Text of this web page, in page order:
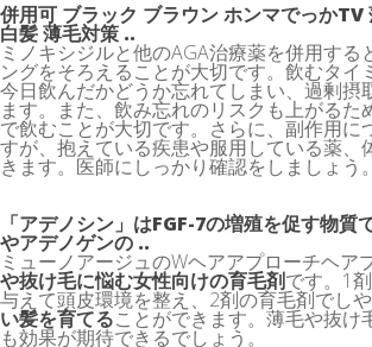
併用可 ブラック ブラウン ホンマでっかTV
白髪 薄毛対策 ..
ミノキシジルと他のAGA治療薬を併用する
ングをそろえることが大切です。飲むタイ
今日飲んだかどうか忘れてしまい、過剰摂
ます。また、飲み忘れのリスクも上がるた
で飲むことが大切です。さらに、副作用に
すが、抱えている疾患や服用している薬、
きます。医師にしっかり確認をしましょう。
「アデノシン」はFGF-7の増殖を促す物質
やアデノゲンの ..
ミューノアージュのWヘアアプローチヘア
や抜け毛に悩む女性向けの育毛剤です。1
与えて頭皮環境を整え、2剤の育毛剤でし
い髪を育てることができます。薄毛や抜け
も効果が期待できるでしょう。